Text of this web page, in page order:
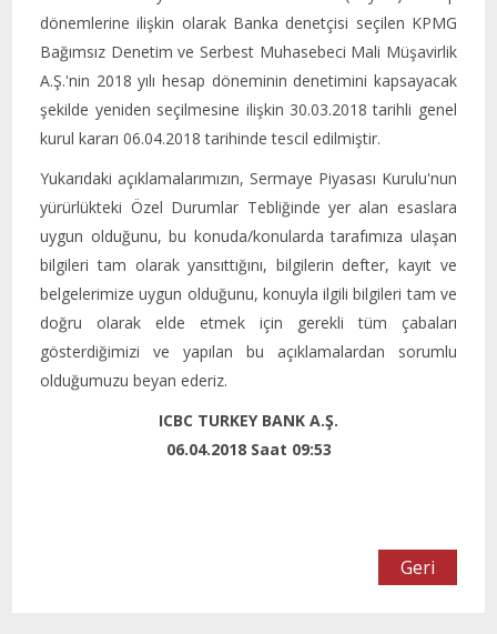
dönemlerine ilişkin olarak Banka denetçisi seçilen KPMG
Bağımsız Denetim ve Serbest Muhasebeci Mali Müşavirlik
A.Ş.'nin 2018 yılı hesap döneminin denetimini kapsayacak
şekilde yeniden seçilmesine ilişkin 30.03.2018 tarihli genel
kurul kararı 06.04.2018 tarihinde tescil edilmiştir.
Yukarıdaki açıklamalarımızın, Sermaye Piyasası Kurulu'nun
yürürlükteki Özel Durumlar Tebliğinde yer alan esaslara
uygun olduğunu, bu konuda/konularda tarafımıza ulaşan
bilgileri tam olarak yansıttığını, bilgilerin defter, kayıt ve
belgelerimize uygun olduğunu, konuyla ilgili bilgileri tam ve
doğru olarak elde etmek için gerekli tüm çabaları
gösterdiğimizi ve yapılan bu açıklamalardan sorumlu
olduğumuzu beyan ederiz.
ICBC TURKEY BANK A.Ş.
06.04.2018 Saat 09:53
Geri